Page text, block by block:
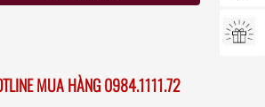
MUA HÀNG 0984.1111.72